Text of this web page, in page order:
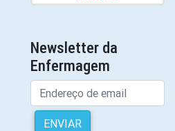
Newsletter da
Enfermagem
ENVIAR